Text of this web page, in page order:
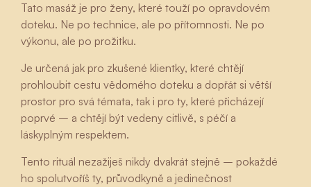
Tato masáž je pro ženy, které touží po opravdovém
doteku. Ne po technice, ale po přítomnosti. Ne po
výkonu, ale po prožitku.
Je určená jak pro zkušené klientky, které chtějí
prohloubit cestu vědomého doteku a dopřát si větší
prostor pro svá témata, tak i pro ty, které přicházejí
poprvé – a chtějí být vedeny citlivě, s péčí a
láskyplným respektem.
Tento rituál nezažiješ nikdy dvakrát stejně – pokaždé
ho spolutvoříš ty, průvodkyně a jedinečnost